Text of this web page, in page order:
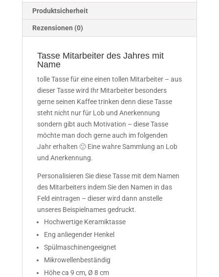
Produktsicherheit
Rezensionen (0)
Tasse Mitarbeiter des Jahres mit
Name
tolle Tasse für eine einen tollen Mitarbeiter – aus
dieser Tasse wird Ihr Mitarbeiter besonders
gerne seinen Kaffee trinken denn diese Tasse
steht nicht nur für Lob und Anerkennung
sondern gibt auch Motivation – diese Tasse
möchte man doch gerne auch im folgenden
Jahr erhalten 🙂 Eine wahre Sammlung an Lob
und Anerkennung.
Personalisieren Sie diese Tasse mit dem Namen
des Mitarbeiters indem Sie den Namen in das
Feld eintragen – dieser wird dann anstelle
unseres Beispielnames gedruckt.
Hochwertige Keramiktasse
Eng anliegender Henkel
Spülmaschinengeeignet
Mikrowellenbeständig
Höhe ca 9 cm, Ø 8 cm